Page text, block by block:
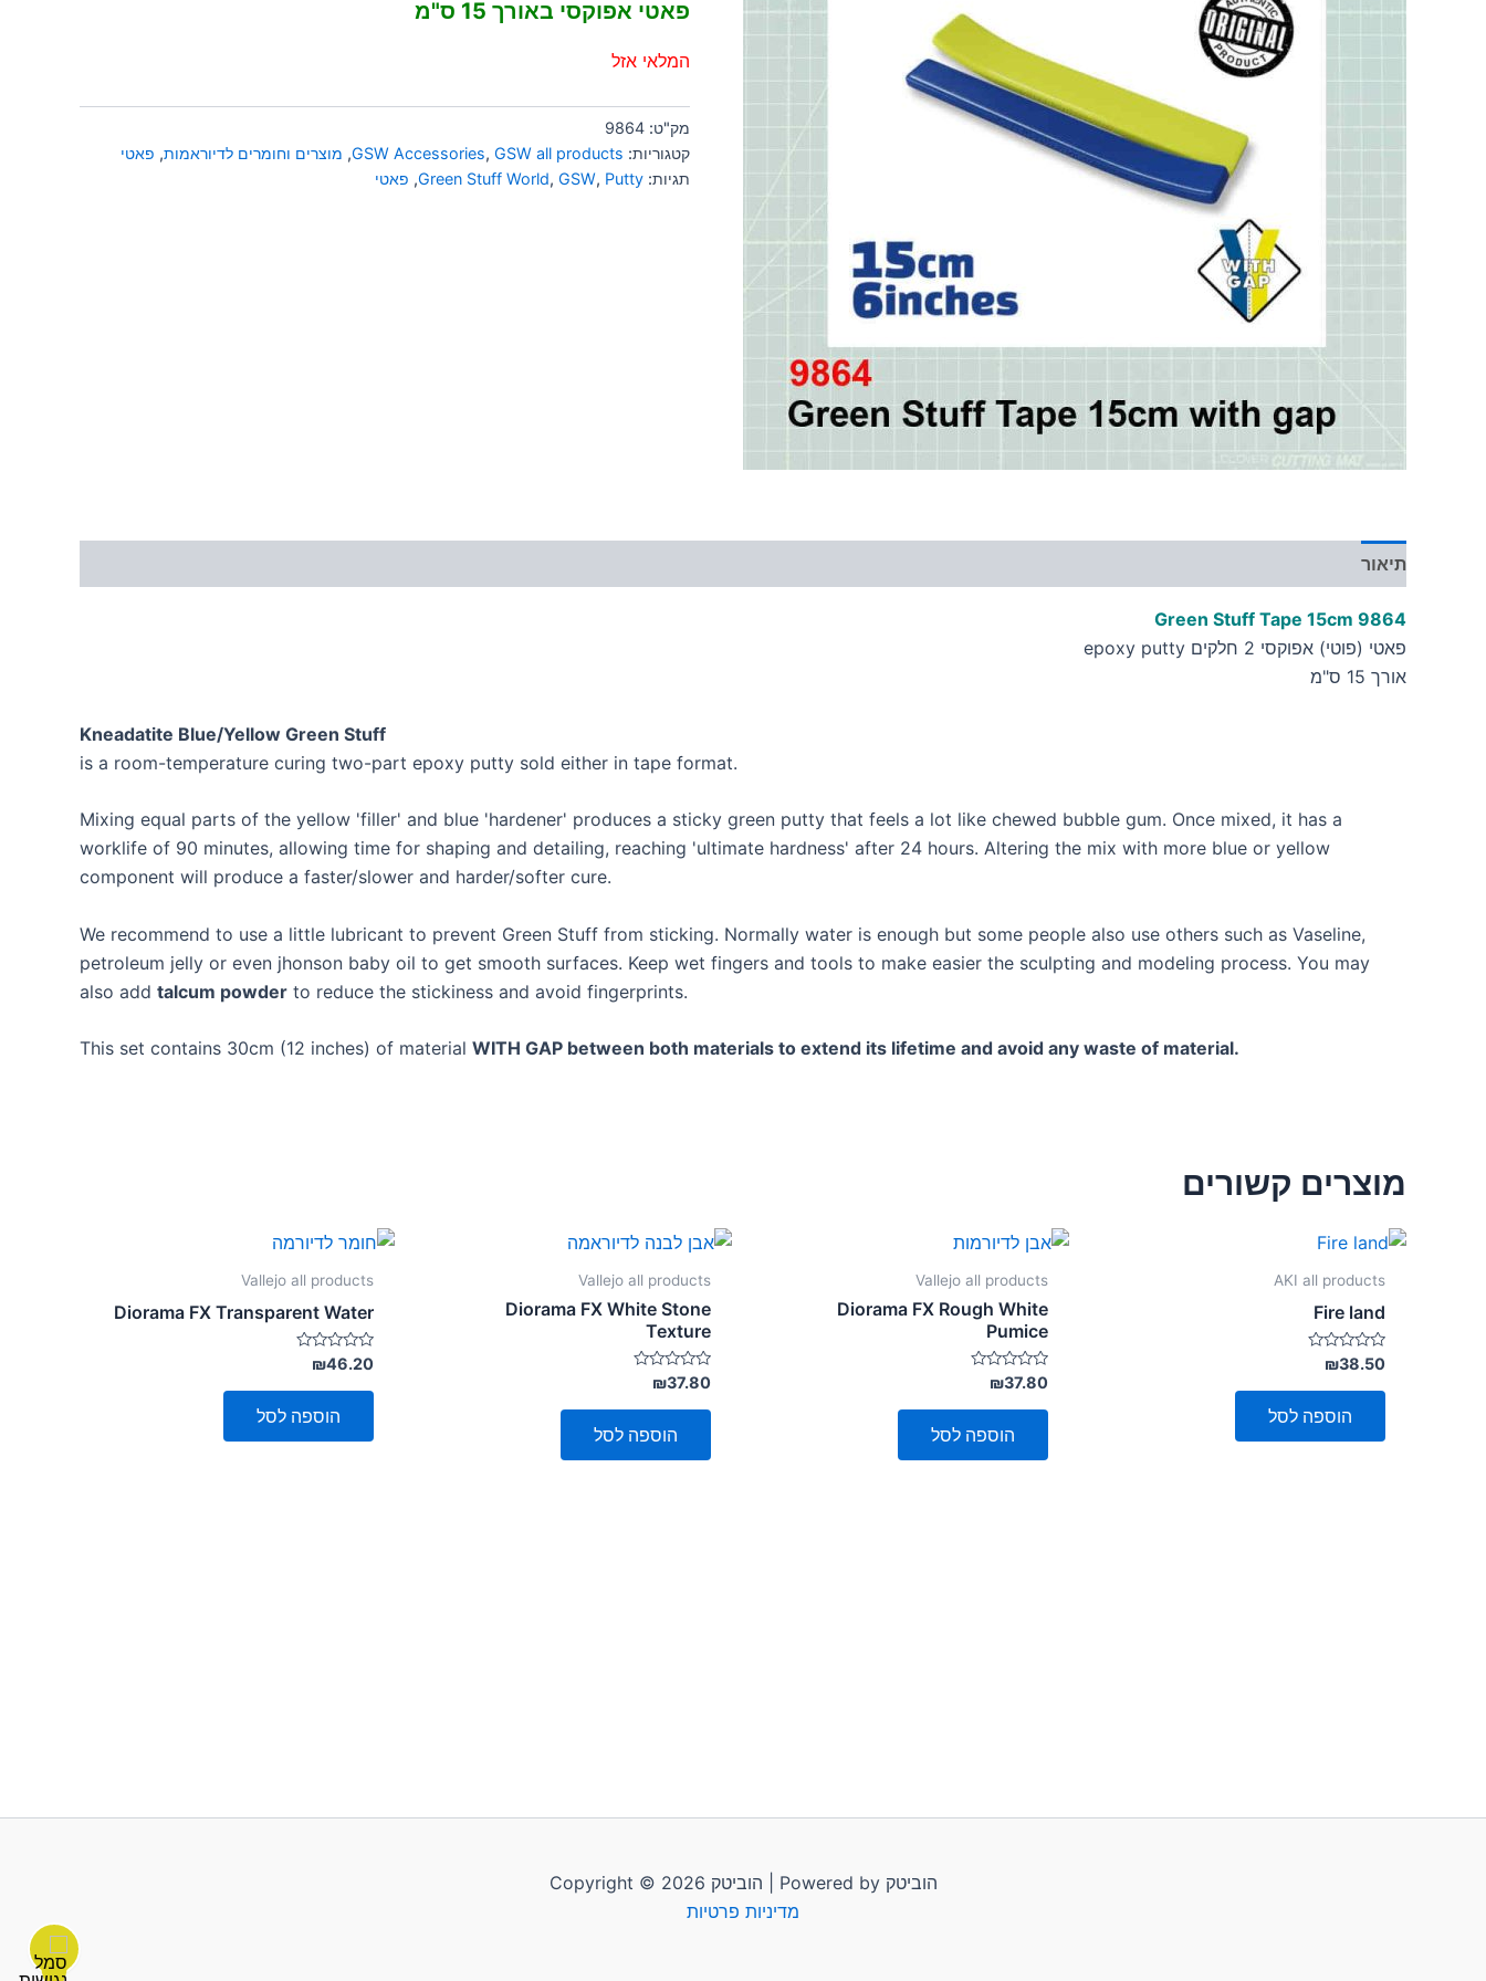
פאטי אפוקסי באורך 15 ס"מ
המלאי אזל
מק"ט: 9864
קטגוריות:
GSW Accessories, GSW all products
, מוצרים וחומרים לדיוראמות, פאטי
תגיות:
Green Stuff World, GSW, Putty
, פאטי
תיאור
Green Stuff Tape 15cm 9864
פאטי (פוטי) אפוקסי 2 חלקים epoxy putty
אורך 15 ס"מ
Kneadatite Blue/Yellow Green Stuff
is a room-temperature curing two-part epoxy putty sold either in tape format.
Mixing equal parts of the yellow 'filler' and blue 'hardener' produces a sticky green putty that feels a lot like chewed bubble gum. Once mixed, it has a
worklife of 90 minutes, allowing time for shaping and detailing, reaching 'ultimate hardness' after 24 hours. Altering the mix with more blue or yellow
component will produce a faster/slower and harder/softer cure.
We recommend to use a little lubricant to prevent Green Stuff from sticking. Normally water is enough but some people also use others such as Vaseline,
petroleum jelly or even jhonson baby oil to get smooth surfaces. Keep wet fingers and tools to make easier the sculpting and modeling process. You may
also add talcum powder to reduce the stickiness and avoid fingerprints.
This set contains 30cm (12 inches) of material WITH GAP between both materials to extend its lifetime and avoid any waste of material.
מוצרים קשורים
AKI all products
Fire land
דורג
0
מתוך
₪38.50
הוספה לסל
Vallejo all products
Diorama FX Rough White
Pumice
דורג
0
מתוך
₪37.80
הוספה לסל
Vallejo all products
Diorama FX White Stone
Texture
דורג
0
מתוך
₪37.80
הוספה לסל
Vallejo all products
Diorama FX Transparent Water
דורג
0
מתוך
₪46.20
הוספה לסל
Copyright © 2026 הוביטק | Powered by הוביטק
מדיניות פרטיות